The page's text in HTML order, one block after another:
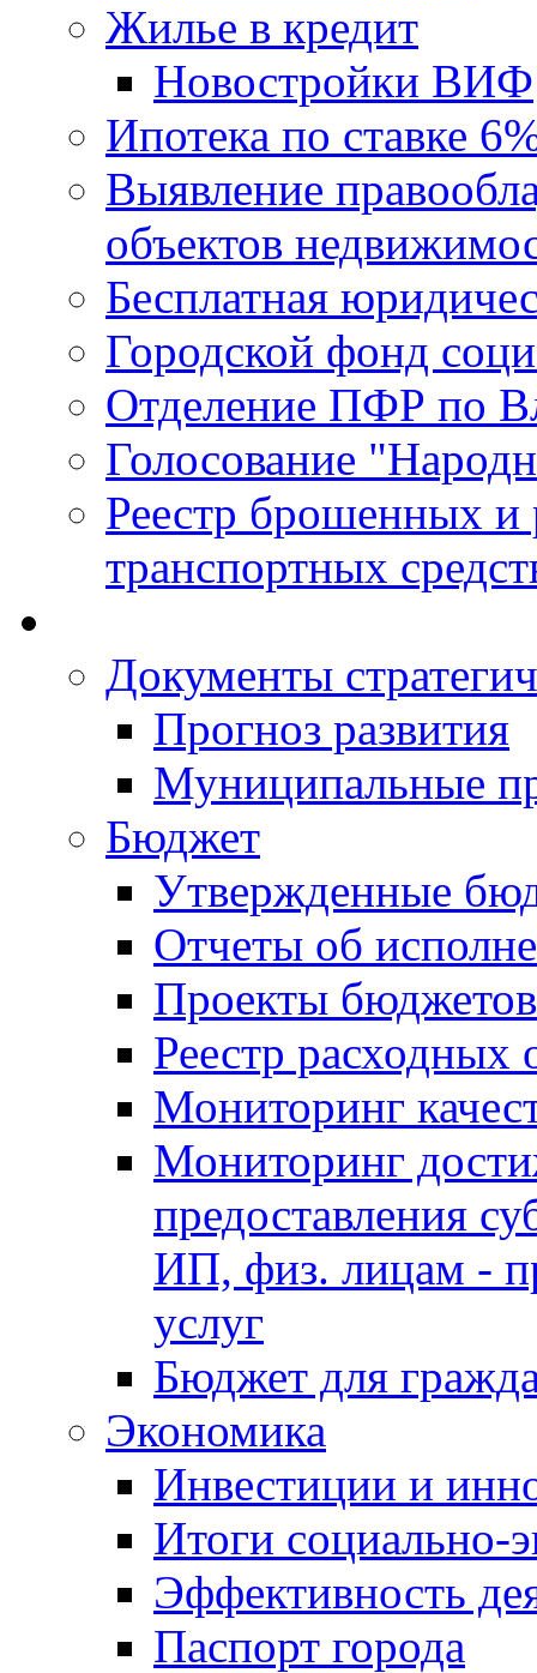
Жилье в кредит
Новостройки ВИФ
Ипотека по ставке
Выявление
объектов
Бесплатная
Городской фонд
Отделение ПФР по
Голосование
Реестр брошенных и
транспортных
Документы
Прогноз развития
Муниципальные
Бюджет
Утвержденные
Отчеты об
Проекты бюджетов
Реестр расходных
Мониторинг
Мониторинг
предоставления
ИП, физ. лицам -
услуг
Бюджет для
Экономика
Инвестиции и
Итоги социально-
Эффективность
Паспорт города